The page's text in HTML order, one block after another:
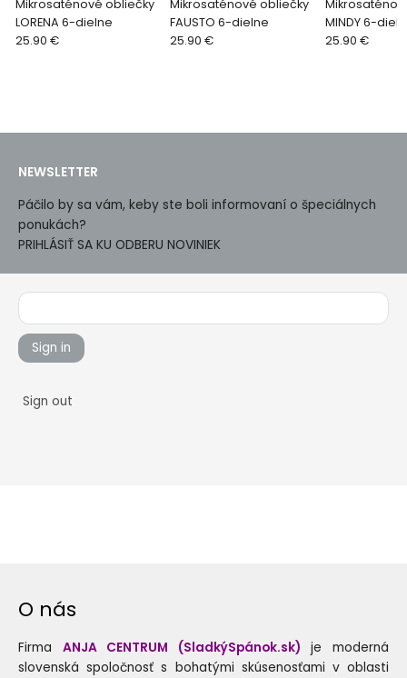
Mikrosaténové obliečky
LORENA 6-dielne
25.90 €
Mikrosaténové obliečky
FAUSTO 6-dielne
25.90 €
MINDY 6-
25.90 €
NEWSLETTER
Páčilo by sa vám, keby ste boli informovaní o špeciálnych
ponukách?
PRIHLÁSIŤ SA KU ODBERU NOVINIEK
Sign in
Sign out
O nás
Firma ANJA CENTRUM (SladkýSpánok.sk) je moderná
slovenská spoločnosť s bohatými skúsenosťami v oblasti